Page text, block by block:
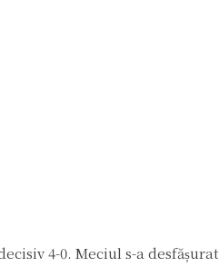
4-0. Meciul s-a desfășurat